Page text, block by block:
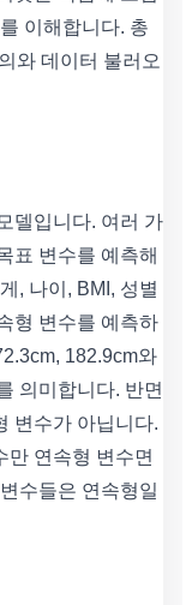
이해합니다. 총
와 데이터 불러오
델입니다. 여러 가
표 변수를 예측해
, 나이, BMI, 성별
형 변수를 예측하
182.9cm와
의미합니다. 반면
변수가 아닙니다.
만 연속형 변수면
수들은 연속형일